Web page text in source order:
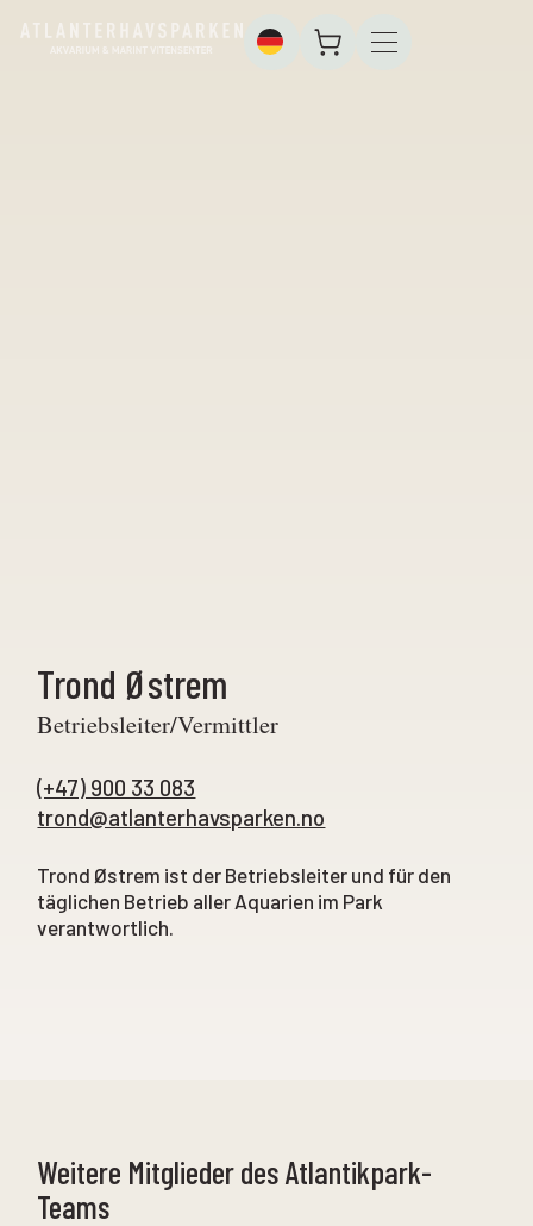
Trond Østrem
Betriebsleiter/Vermittler
(+47) 900 33 083
trond@atlanterhavsparken.no
Trond Østrem ist der Betriebsleiter und für den
täglichen Betrieb aller Aquarien im Park
verantwortlich.
Weitere Mitglieder des Atlantikpark-
Teams